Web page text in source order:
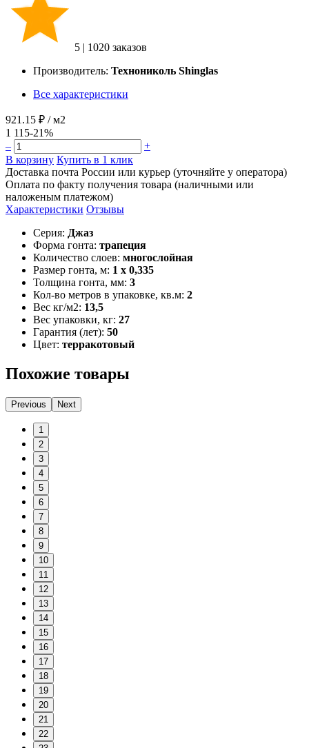
5 | 1020 заказов
Производитель: Технониколь Shinglas
Все характеристики
921.15 ₽ / м2
1 115-21%
–
+
В корзину Купить в 1 клик
Доставка почта России или курьер (уточняйте у оператора)
Оплата по факту получения товара (наличными или
наложеным платежом)
Характеристики Отзывы
Серия: Джаз
Форма гонта: трапеция
Количество слоев: многослойная
Размер гонта, м: 1 x 0,335
Толщина гонта, мм: 3
Кол-во метров в упаковке, кв.м: 2
Вес кг/м2: 13,5
Вес упаковки, кг: 27
Гарантия (лет): 50
Цвет: терракотовый
Похожие товары
Previous Next
1
2
3
4
5
6
7
8
9
10
11
12
13
14
15
16
17
18
19
20
21
22